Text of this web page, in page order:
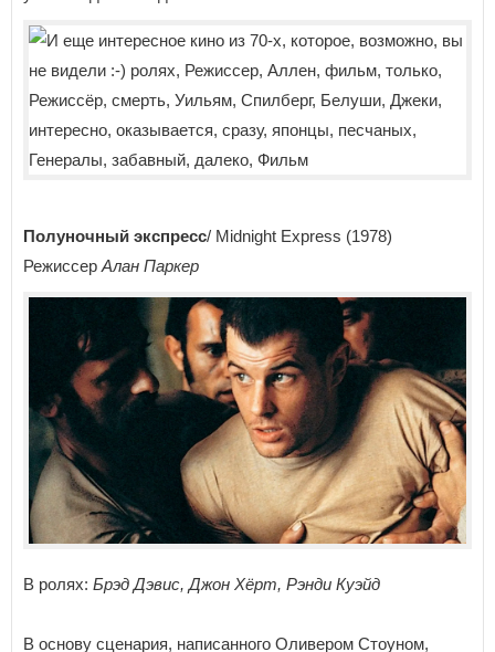
Полуночный экспресс/ Midnight Express (1978)
Режиссер Алан Паркер
В ролях: Брэд Дэвис, Джон Хёрт, Рэнди Куэйд
В основу сценария, написанного Оливером Стоуном,